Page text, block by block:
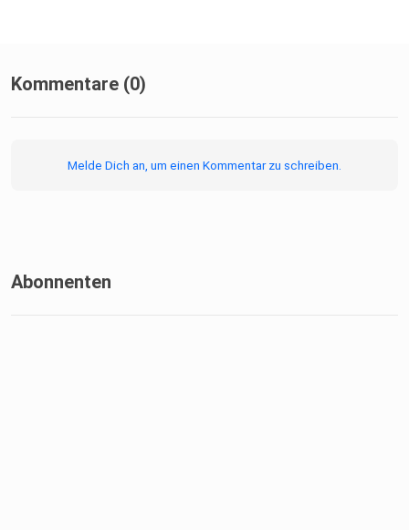
Kommentare (0)
Melde Dich an, um einen Kommentar zu schreiben.
Abonnenten